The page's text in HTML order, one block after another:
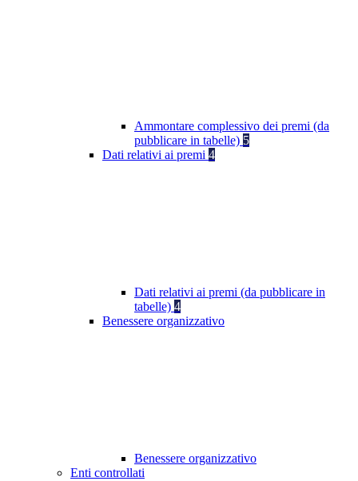
Ammontare complessivo dei premi (da
pubblicare in tabelle) 5
Dati relativi ai premi 4
Dati relativi ai premi (da pubblicare in
tabelle) 4
Benessere organizzativo
Benessere organizzativo
Enti controllati